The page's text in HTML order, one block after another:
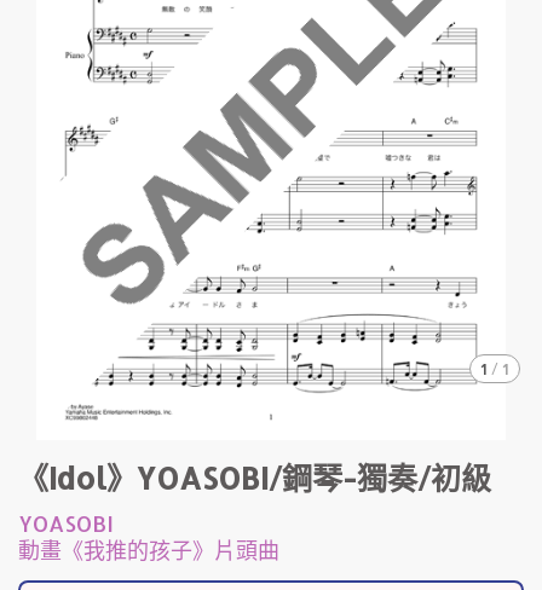
1 / 1
《Idol》YOASOBI/鋼琴-獨奏/初級
YOASOBI
動畫《我推的孩子》片頭曲